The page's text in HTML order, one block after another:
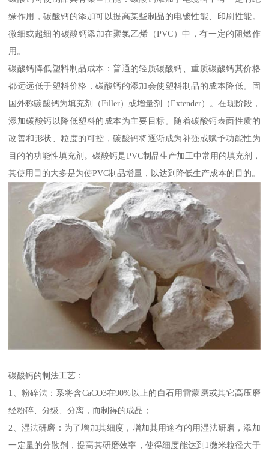
缘作用，碳酸钙的添加可以提高某些制品的电镀性能、印刷性能。
微细或超细的碳酸钙添加在聚氯乙烯（PVC）中，有一定的阻燃作
用。
碳酸钙降低塑料制品成本：普通的轻质碳酸钙、重质碳酸钙其价格
都远远低于塑料价格，碳酸钙的添加会使塑料制品的成本降低。固
国外称碳酸钙为填充剂（Filler）或增量剂（Extender）。在现阶段，
添加碳酸钙以降低塑料的成本为主要目标。随着碳酸钙表面性质的
改善和形状、粒度的可控，碳酸钙将逐渐成为补强或赋予功能性为
目的的功能性填充剂。碳酸钙是PVC制品生产加工中常用的填充剂，
其使用目的大多是为使PVC制品增量，以达到降低生产成本的目的。
碳酸钙的制法工艺：
1、粉碎法：系将含CaCO3在90%以上的白石用雷蒙磨或其它高压磨
经粉碎、分级、分离，而制得的成品；
2、湿法研磨：为了增加其细度，增加其用途有的用湿法研磨，添加
一定量的分散剂，提高其研磨效率，使得细度能达到1微米粒径大于